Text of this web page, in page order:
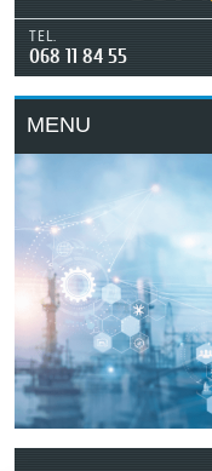
TEL.
068 11 84 55
MENU